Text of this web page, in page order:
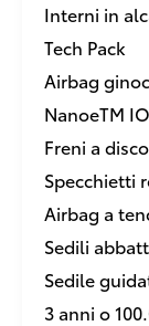
Interni in
Tech Pack
Airbag
NanoeTM
Freni a
Specchietti
Airbag a
Sedili
Sedile
3 anni o